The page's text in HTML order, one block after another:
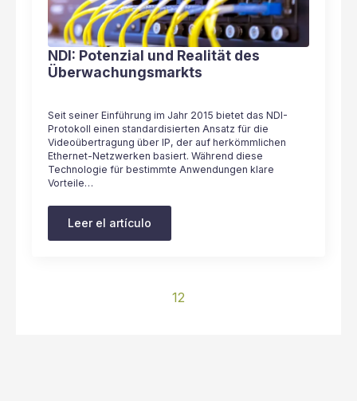
NDI: Potenzial und Realität des
Überwachungsmarkts
Seit seiner Einführung im Jahr 2015 bietet das NDI-
Protokoll einen standardisierten Ansatz für die
Videoübertragung über IP, der auf herkömmlichen
Ethernet-Netzwerken basiert. Während diese
Technologie für bestimmte Anwendungen klare
Vorteile…
Leer el artículo
12